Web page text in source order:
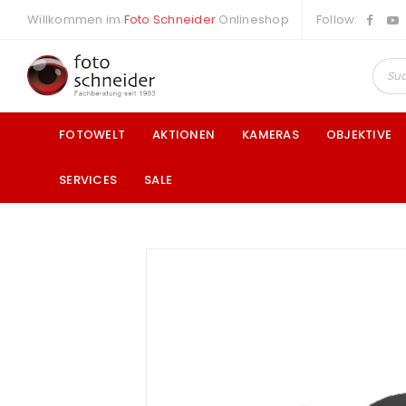
Willkommen im Foto Schneider Onlineshop Follow:
FOTOWELT AKTIONEN KAMERAS OBJEKTIVE
SERVICES SALE